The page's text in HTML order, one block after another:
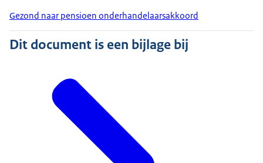
Gezond naar pensioen onderhandelaarsakkoord
Dit document is een bijlage bij